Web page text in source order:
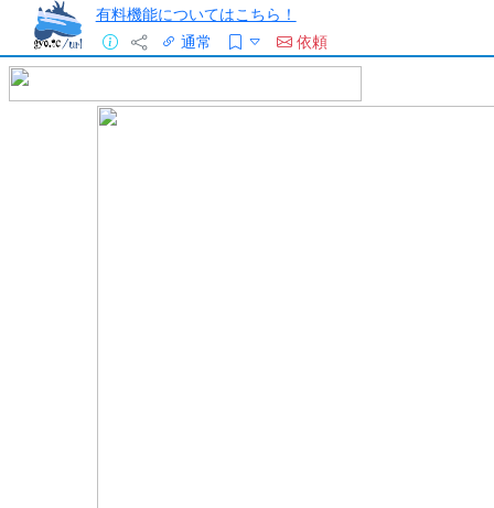
有料機能についてはこちら！
通常
依頼